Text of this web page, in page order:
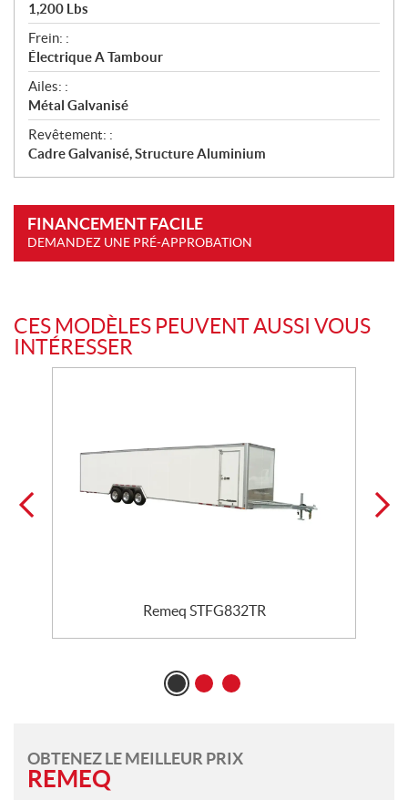
1,200 Lbs
Frein: :
Électrique A Tambour
Ailes: :
Métal Galvanisé
Revêtement: :
Cadre Galvanisé, Structure Aluminium
FINANCEMENT FACILE
DEMANDEZ UNE PRÉ-APPROBATION
CES MODÈLES PEUVENT AUSSI VOUS
INTÉRESSER
Remeq STFG832TR
OBTENEZ LE MEILLEUR PRIX
REMEQ